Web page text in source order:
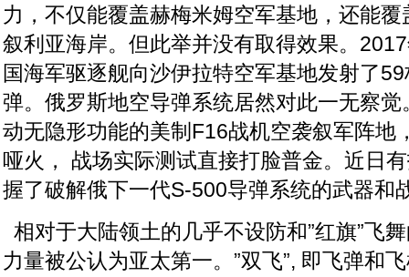
力，不仅能覆盖赫梅米姆空军基地，还能
叙利亚海岸。但此举并没有取得效果。
国海军驱逐舰向沙伊拉特空军基地发射了59
弹。俄罗斯地空导弹系统居然对此一无察觉
动无隐形功能的美制F16战机空袭叙军阵地
哑火 ， 战场实际测试直接打脸普金。近日
握了破解俄下一代S-500导弹系统的武器和
相对于大陆领土的几乎不设防和”红旗”飞
力量被公认为亚太第一。”双飞”, 即飞弹和